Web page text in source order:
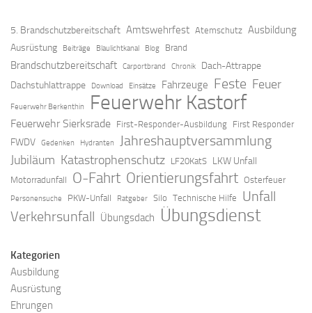
5. Brandschutzbereitschaft Amtswehrfest Atemschutz Ausbildung
Ausrüstung Beiträge Blaulichtkanal Blog Brand
Brandschutzbereitschaft Carportbrand Chronik
Dach-Attrappe
Dachstuhlattrappe
Download Einsätze Fahrzeuge Feste Feuer
Feuerwehr Berkenthin Feuerwehr Kastorf
Feuerwehr Sierksrade First-Responder-Ausbildung First Responder
FWDV Gedenken Hydranten Jahreshauptversammlung
Jubiläum Katastrophenschutz LF20KatS LKW Unfall
Motorradunfall O-Fahrt Orientierungsfahrt Osterfeuer
Personensuche PKW-Unfall Ratgeber Silo Technische Hilfe Unfall
Verkehrsunfall Übungsdach Übungsdienst
Kategorien
Ausbildung
Ausrüstung
Ehrungen